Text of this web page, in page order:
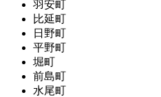
羽安町
比延町
日野町
平野町
堀町
前島町
水尾町